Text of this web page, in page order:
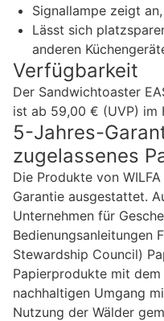
Signallampe zeigt
Lässt sich
anderen
Verfügbarkeit
Der Sandwichtoaster
ist ab 59,00 € (UVP) im
5-Jahres-
zugelassenes
Die Produkte von
Garantie ausgestattet.
Unternehmen für
Bedienungsanleitungen
Stewardship Council)
Papierprodukte mit
nachhaltigen Umgang
Nutzung der Wälder